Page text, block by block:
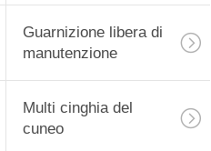
Guarnizione libera di
manutenzione
Multi cinghia del
cuneo